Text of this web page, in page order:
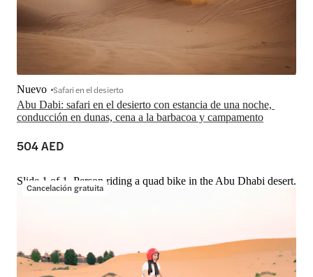
Abu Dabi: safari en el desierto con estancia de una noche,
conducción en dunas, cena a la barbacoa y campamento
Nuevo Safari en el desierto
504 AED
Cancelación gratuita
Slide 1 of 1, Person riding a quad bike in the Abu Dhabi desert.